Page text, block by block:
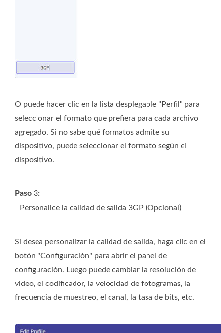
O puede hacer clic en la lista desplegable "Perfil" para
seleccionar el formato que prefiera para cada archivo
agregado. Si no sabe qué formatos admite su
dispositivo, puede seleccionar el formato según el
dispositivo.
Paso 3:
Personalice la calidad de salida 3GP (Opcional)
Si desea personalizar la calidad de salida, haga clic en el
botón "Configuración" para abrir el panel de
configuración. Luego puede cambiar la resolución de
video, el codificador, la velocidad de fotogramas, la
frecuencia de muestreo, el canal, la tasa de bits, etc.